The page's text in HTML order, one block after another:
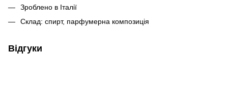
Зроблено в Італії
Склад: спирт, парфумерна композиція
Відгуки